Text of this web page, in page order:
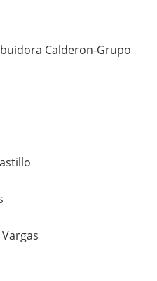
Calderon-Grupo